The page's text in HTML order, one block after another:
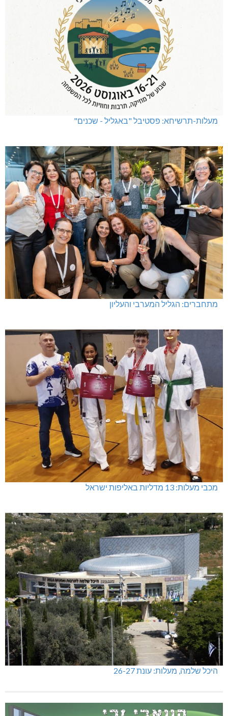
מעלות-תרשיחא: פסטיבל "באגליל - שכנים"
מתחברים: הגליל המערבי והעליון
מכבי מעלות: 13 מדליות באליפות ישראל
היכל שלמה, מעלות: עונת 26-27